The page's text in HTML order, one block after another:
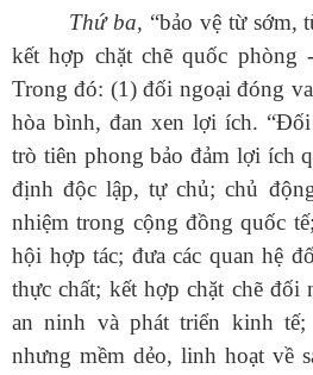
Thứ ba, “bảo vệ từ sớm,
kết hợp chặt chẽ quốc
Trong đó: (1) đối ngoại đóng
hòa bình, đan xen lợi ích. “Đối
trò tiên phong bảo đảm lợi ích
định độc lập, tự chủ; chủ
nhiệm trong cộng đồng quốc
hội hợp tác; đưa các quan hệ
thực chất; kết hợp chặt chẽ đối
an ninh và phát triển kinh
nhưng mềm dẻo, linh hoạt về